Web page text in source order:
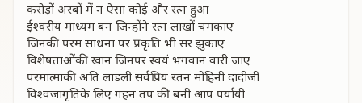
करोड़ों अरबों में न ऐसा कोई और रत्न हुआ
ईश्वरीय माध्यम बन जिन्होंने रत्न लाखों चमकाए
जिनकी परम साधना पर प्रकृति भी सर झुकाए
विशेषताओंकी खान जिनपर स्वयं भगवान वारी जाए
परमात्माकी अति लाडली सर्वप्रिय रतन मोहिनी दादीजी
विश्वजागृतिके लिए गहन तप की बनी आप पर्यायी